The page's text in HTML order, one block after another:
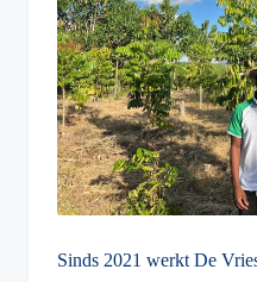
Sinds 2021 werkt De